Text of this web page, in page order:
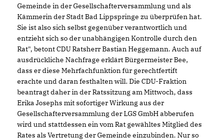
Gemeinde in der Gesellschafterversammlung und als
Kämmerin der Stadt Bad Lippspringe zu überprüfen hat.
Sie ist also sich selbst gegenüber verantwortlich und
entzieht sich so der unabhängigen Kontrolle durch den
Rat", betont CDU Ratsherr Bastian Heggemann. Auch auf
ausdrückliche Nachfrage erklärt Bürgermeister Bee,
dass er diese Mehrfachfunktion für gerechtfertift
erachte und daran festhalten will. Die CDU-Fraktion
beantragt daher in der Ratssitzung am Mittwoch, dass
Erika Josephs mit sofortiger Wirkung aus der
Gesellschafterversammlung der LGS GmbH abberufen
wird und stattdessen ein vom Rat gewähltes Mitglied des
Rates als Vertretung der Gemeinde einzubinden. Nur so